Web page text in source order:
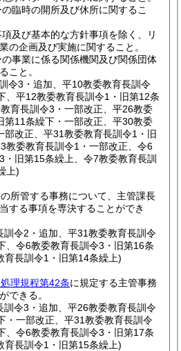
臨時の開所及び休所に関するこ
及び基本的な方針事項を除く、リ
の企画及び実施に関すること。
の事業に係る関係機関及び関係団体
こと。
令3・追加、平10教委教育長訓令
、平12教委教育長訓令1・旧第12条
育長訓令3・一部改正、平26教委
第11条繰下・一部改正、平30教委
部改正、平31教委教育長訓令1・旧
教委教育長訓令1・一部改正、令6
・旧第15条繰上、令7教委教育長訓
上)
所管する事務について、主管課長
する事項を専決することができ
訓令2・追加、平31教委教育長訓令
、令6教委教育長訓令3・旧第16条
育長訓令1・旧第14条繰上)
理規程第42条に規定する主管事務
できる。
訓令3・追加、平26教委教育長訓令
・一部改正、平31教委教育長訓令
、令6教委教育長訓令3・旧第17条
育長訓令1・旧第15条繰上)